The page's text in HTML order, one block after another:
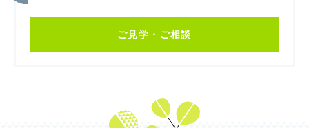
ご見学・ご相談